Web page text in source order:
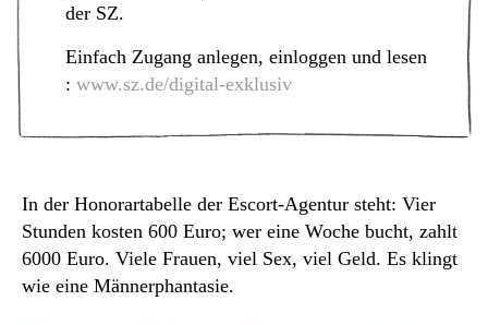
der SZ.
Einfach Zugang anlegen, einloggen und lesen
: www.sz.de/digital-exklusiv
In der Honorartabelle der Escort-Agentur steht: Vier
Stunden kosten 600 Euro; wer eine Woche bucht, zahlt
6000 Euro. Viele Frauen, viel Sex, viel Geld. Es klingt
wie eine Männerphantasie.